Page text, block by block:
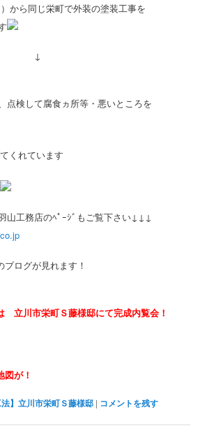
から同じ栄町で外装の塗装工事を
点検して腐食ヵ所等・悪いところを
てくれています
山工務店のﾍﾟｰｼﾞもご覧下さい↓↓↓
ログが見れます！
立川市栄町Ｓ藤様邸にて完成内覧会！
が！
法】立川市栄町Ｓ藤様邸 | コメントを残す